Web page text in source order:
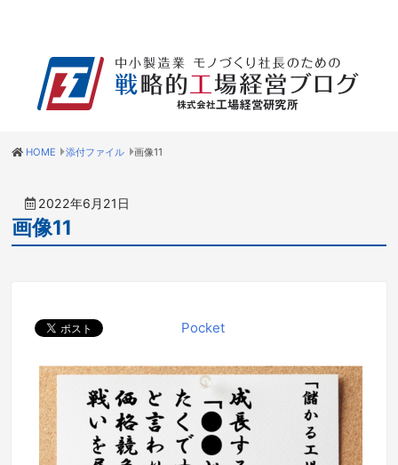
HOME 添付ファイル 画像11
2022年6月21日
画像11
Pocket